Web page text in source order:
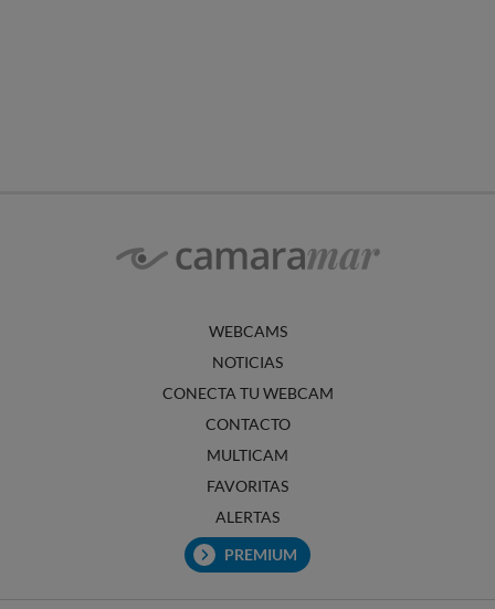
WEBCAMS
NOTICIAS
CONECTA TU WEBCAM
CONTACTO
MULTICAM
FAVORITAS
ALERTAS
PREMIUM